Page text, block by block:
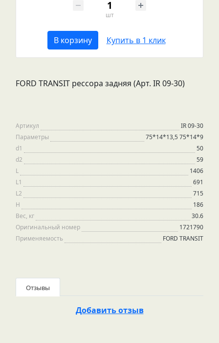
шт
В корзину Купить в 1 клик
FORD TRANSIT рессора задняя (Арт. IR 09-30)
Артикул
IR 09-30
Параметры
75*14*13,5 75*14*9
d1
50
d2
59
L
1406
L1
691
L2
715
H
186
Вес, кг
30.6
Оригинальный номер
1721790
Применяемость
FORD TRANSIT
Отзывы
Добавить отзыв